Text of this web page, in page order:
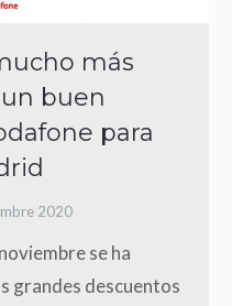
más
buen
para
2020
se ha
grandes descuentos